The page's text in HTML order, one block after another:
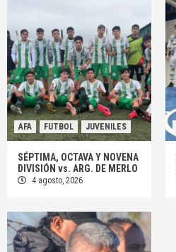
AFA FUTBOL JUVENILES
SÉPTIMA, OCTAVA Y NOVENA
DIVISIÓN vs. ARG. DE MERLO
4 agosto, 2026